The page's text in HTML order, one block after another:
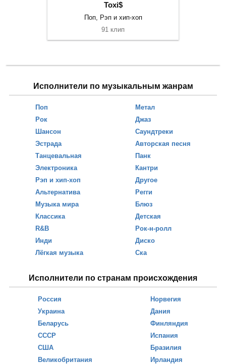
Toxi$
Поп, Рэп и хип-хоп
91 клип
Исполнители по музыкальным жанрам
Поп
Рок
Шансон
Эстрада
Танцевальная
Электроника
Рэп и хип-хоп
Альтернатива
Музыка мира
Классика
R&B
Инди
Лёгкая музыка
Метал
Джаз
Саундтреки
Авторская песня
Панк
Кантри
Другое
Регги
Блюз
Детская
Рок-н-ролл
Диско
Ска
Исполнители по странам происхождения
Россия
Украина
Беларусь
СССР
США
Великобритания
Норвегия
Дания
Финляндия
Испания
Бразилия
Ирландия